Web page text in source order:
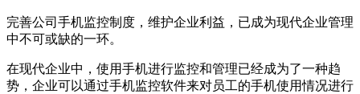
完善公司手机监控制度，维护企业利益，已成为现代企业管理
中不可或缺的一环。
在现代企业中，使用手机进行监控和管理已经成为了一种趋
势，企业可以通过手机监控软件来对员工的手机使用情况进行